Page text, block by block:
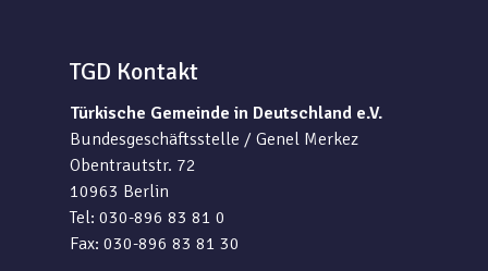
TGD Kontakt
Türkische Gemeinde in Deutschland e.V.
Bundesgeschäftsstelle / Genel Merkez
Obentrautstr. 72
10963 Berlin
Tel: 030-896 83 81 0
Fax: 030-896 83 81 30